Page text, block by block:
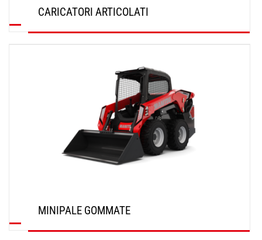
CARICATORI ARTICOLATI
MINIPALE GOMMATE